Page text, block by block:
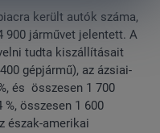
került autók száma,
900 járművet jelentett. A
tudta kiszállításait
gépjármű), az ázsiai-
és összesen 1 700
összesen 1 600
észak-amerikai